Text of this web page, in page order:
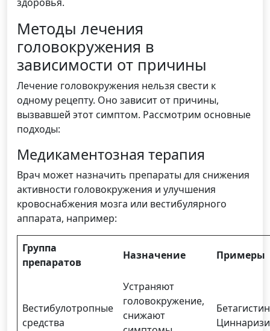
Методы лечения
головокружения в
зависимости от причины
Лечение головокружения нельзя свести к
одному рецепту. Оно зависит от причины,
вызвавшей этот симптом. Рассмотрим основные
подходы:
Медикаментозная терапия
Врач может назначить препараты для снижения
активности головокружения и улучшения
кровоснабжения мозга или вестибулярного
аппарата, например:
Группа
препаратов
Назначение Примеры
Вестибулотропные
средства
Устраняют
головокружение,
снижают